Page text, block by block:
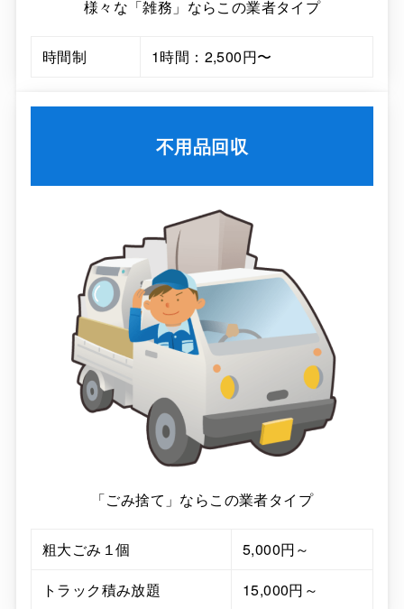
様々な「雑務」ならこの業者タイプ
時間制 1時間：2,500円〜
不用品回収
「ごみ捨て」ならこの業者タイプ
粗大ごみ１個
5,000円～
トラック積み放題
15,000円～